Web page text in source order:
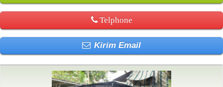
Telphone
Kirim Email